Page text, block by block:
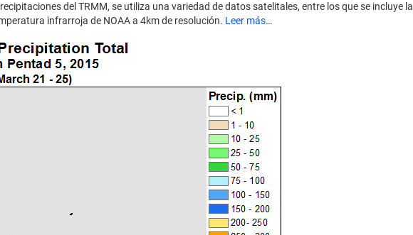
del TRMM, se utiliza una variedad de datos satelitales, entre los que se incluye la
infrarroja de NOAA a 4km de resolución. Leer más…